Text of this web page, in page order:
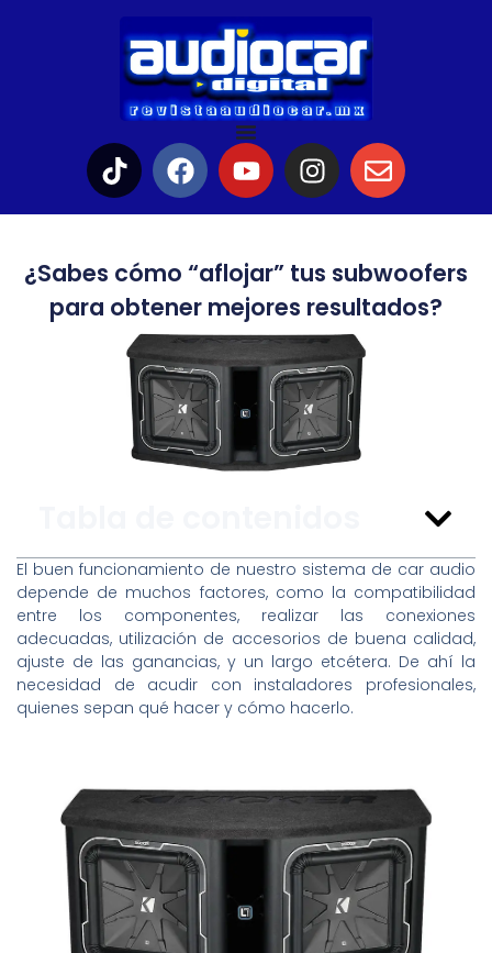
¿Sabes cómo “aflojar” tus subwoofers
para obtener mejores resultados?
El buen funcionamiento de nuestro sistema de car audio
depende de muchos factores, como la compatibilidad
entre los componentes, realizar las conexiones
adecuadas, utilización de accesorios de buena calidad,
ajuste de las ganancias, y un largo etcétera. De ahí la
necesidad de acudir con instaladores profesionales,
quienes sepan qué hacer y cómo hacerlo.